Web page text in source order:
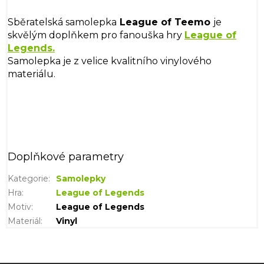
Sběratelská samolepka League of Teemo je
skvělým doplňkem pro fanouška hry League of
Legends.
Samolepka je z velice kvalitního vinylového
materiálu.
Doplňkové parametry
Kategorie:
Samolepky
Hra:
League of Legends
Motiv:
League of Legends
Materiál: Vinyl